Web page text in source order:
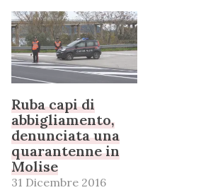
Ruba capi di
abbigliamento,
denunciata una
quarantenne in
Molise
31 Dicembre 2016